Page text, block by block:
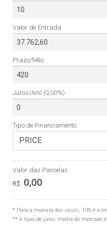
Valor de Entrada
Prazo/Mês
Juros/Ano (0,00%)
Tipo de Financiamento
PRICE
Valor das Parcelas
R$ 0,00
* Para a maioria dos casos, 10% é a
** A taxa de juros média do mercado é